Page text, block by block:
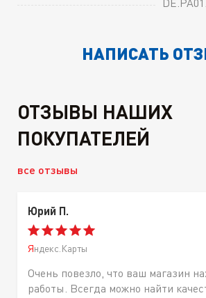
НАПИСАТЬ
ОТЗЫВЫ НАШИХ
ПОКУПАТЕЛЕЙ
все отзывы
Юрий П.
Яндекс.Карты
Очень повезло, что ваш магазин
работы. Всегда можно найти